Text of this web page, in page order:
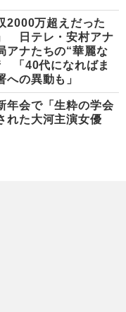
2000万超えだった
日テレ・安村アナ
アナたちの“華麗な
「40代になればま
への異動も」
年会で「生粋の学会
れた大河主演女優